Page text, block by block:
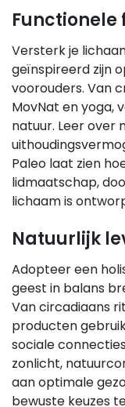
Functionele
Versterk je
geïnspireerd zijn
voorouders. Van
MovNat en yoga,
natuur. Leer over
Paleo laat zien
lidmaatschap,
lichaam is
Natuurlijk
Adopteer een
geest in balans
Van circadiaans
producten
sociale
zonlicht,
aan optimale
bewuste keuzes